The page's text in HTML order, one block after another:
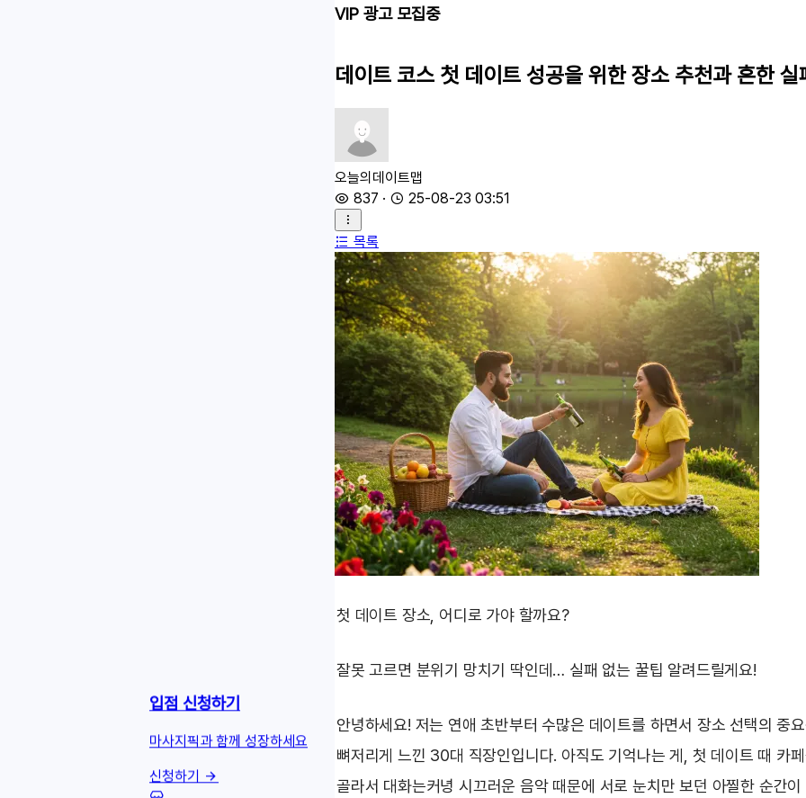
VIP 광고 모집중
데이트 코스 첫 데이트 성공을 위한 장소 추천과 흔한 실
오늘의데이트맵
837 · 25-08-23 03:51
목록
첫 데이트 장소, 어디로 가야 할까요?
잘못 고르면 분위기 망치기 딱인데… 실패 없는 꿀팁 알려드릴게요!
안녕하세요! 저는 연애 초반부터 수많은 데이트를 하면서 장소 선택의 중
뼈저리게 느낀 30대 직장인입니다. 아직도 기억나는 게, 첫 데이트 때 카
골라서 대화는커녕 시끄러운 음악 때문에 서로 눈치만 보던 아찔한 순간
입점 신청하기
마사지픽과 함께 성장하세요
신청하기